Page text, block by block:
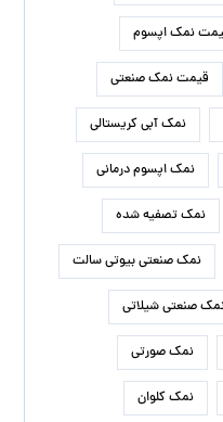
نمک اپسوم
قیمت نمک صنعتی
نمک آبی کریستالی
نمک اپسوم درمانی
نمک تصفیه شده
نمک صنعتی بیوتی سالت
صنعتی شیلاتی
نمک صورتی
نمک کلوان